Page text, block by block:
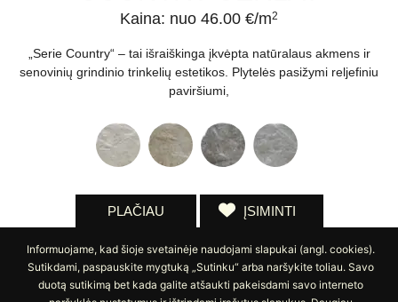
Kaina: nuo 46.00 €/m2
„Serie Country“ – tai išraiškinga įkvėpta natūralaus akmens ir
senovinių grindinio trinkelių estetikos. Plytelės pasižymi reljefiniu
paviršiumi,
PLAČIAU ĮSIMINTI
Informuojame, kad šioje svetainėje naudojami slapukai (angl. cookies).
Sutikdami, paspauskite mygtuką „Sutinku“ arba naršykite toliau. Savo
duotą sutikimą bet kada galite atšaukti pakeisdami savo interneto